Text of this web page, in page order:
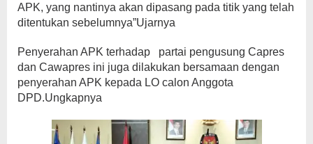
APK, yang nantinya akan dipasang pada titik yang telah
ditentukan sebelumnya”Ujarnya
Penyerahan APK terhadap partai pengusung Capres
dan Cawapres ini juga dilakukan bersamaan dengan
penyerahan APK kepada LO calon Anggota
DPD.Ungkapnya